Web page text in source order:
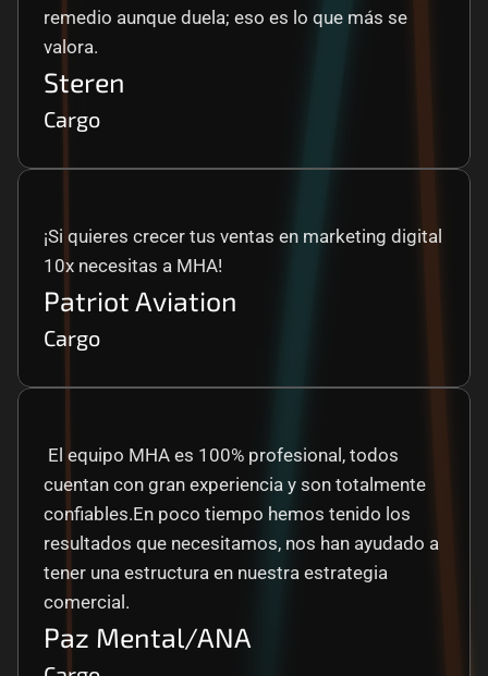
remedio aunque duela; eso es lo que más se
valora.
Steren
Cargo
¡Si quieres crecer tus ventas en marketing digital
10x necesitas a MHA!
Patriot Aviation
Cargo
cuentan con gran experiencia y son totalmente
confiables.En poco tiempo hemos tenido los
resultados que necesitamos, nos han ayudado a
tener una estructura en nuestra estrategia
comercial.
Paz Mental/ANA